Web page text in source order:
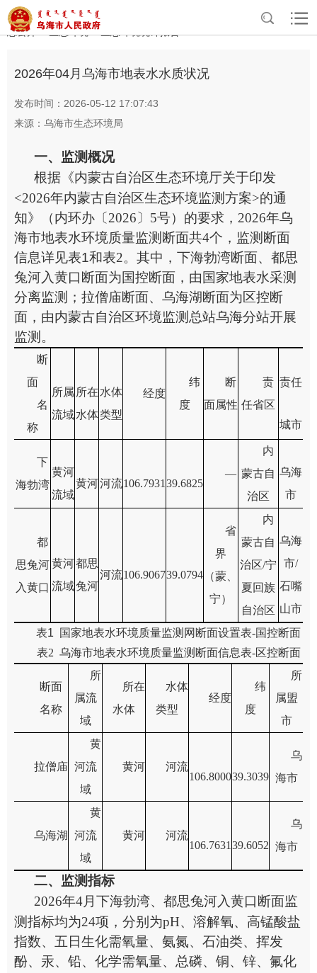
首页>政务公开 > 政府信息公开
重点领域信
息公开 >生态环境>
2026年04月乌海市地表水水质状况
发布时间：2026-05-12 17:07:43
来源：乌海市生态环境局
一、监测概况
根据《内蒙古自治区生态环境厅关于印发
<2026年内蒙古自治区生态环境监测方案>的通
知》（内环办〔 2026 〕 5号）的要求， 2026年乌
海市地表水环境质量监测断面共4个，监测断面
信息详见表1和表2。 其中，下海勃湾断面、都思
兔河入黄口断面为国控断面 ， 由 国家地表水采测
分离监测 ；拉僧庙断面、乌海湖断面为区控断
面，由内蒙古自治区环境监测总站乌海分站开展
监测。
断
面
名
称
所属
流域
所在
水体
水体
类型
经度
纬
度
断
面属性
责
任省区
责任
城市
下
海勃湾
黄河
流域
黄河河流106.7931 39.6825
—
内
蒙古自
治区
乌海
市
都
思兔河
入黄口
黄河
流域
都思
兔河
河流106.906739.0794
省
界
（蒙、
宁）
内
蒙古自
治区/宁
夏回族
自治区
乌海
市/
石嘴
山市
表1 国家地表水环境质量监测网断面设置表-国控断面
表2 乌海市地表水环境质量监测断面信息表-区控断面
断面
名称
所
属流
域
所在
水体
水体
类型
经度
纬
度
所
属盟
市
拉僧庙
黄
河流
域
黄河
河流
106.800039.3039
乌
海市
乌海湖
黄
河流
域
黄河
河流
106.7631 39.6052
乌
海市
二、监测指标
2026年4月下海勃湾、都思兔河入黄口断面监
测指标均为24项，分别为pH、溶解氧、高锰酸盐
指数、五日生化需氧量、氨氮、石油类、挥发
酚、汞、铅、化学需氧量、总磷、铜、锌、氟化